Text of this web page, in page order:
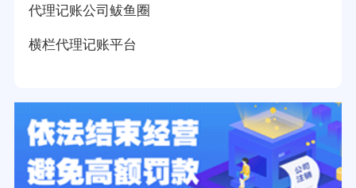
代理记账公司鲅鱼圈
横栏代理记账平台